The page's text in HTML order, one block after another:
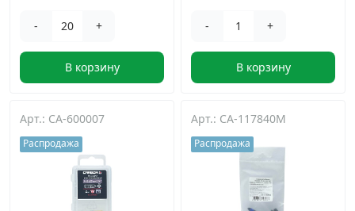
- +
В корзину
- +
В корзину
Арт.: CA-600007
Распродажа
Арт.: CA-117840M
Распродажа